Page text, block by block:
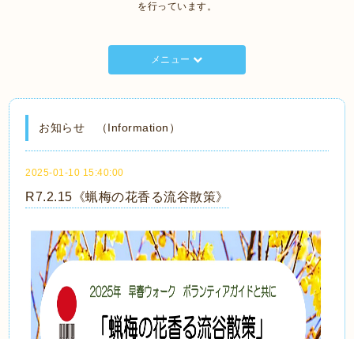
を行っています。
メニュー
お知らせ （Information）
2025-01-10 15:40:00
R7.2.15《蝋梅の花香る流谷散策》